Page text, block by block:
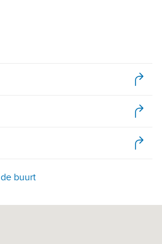
buurt